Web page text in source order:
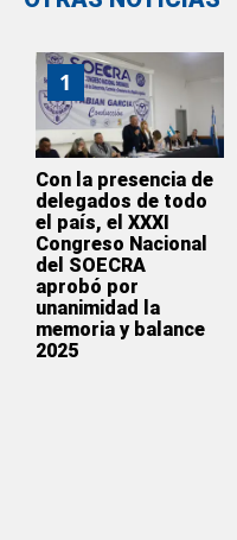
1
Con la presencia de
delegados de todo
el país, el XXXI
Congreso Nacional
del SOECRA
aprobó por
unanimidad la
memoria y balance
2025